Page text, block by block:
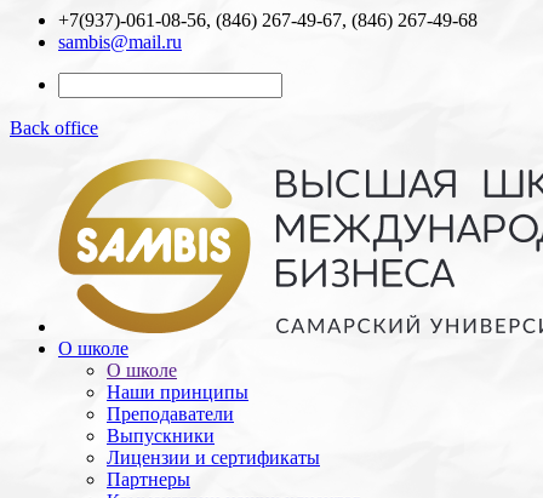
+7(937)-061-08-56, (846) 267-49-67, (846) 267-49-68
sambis@mail.ru
Back office
О школе
О школе
Наши принципы
Преподаватели
Выпускники
Лицензии и cертификаты
Партнеры